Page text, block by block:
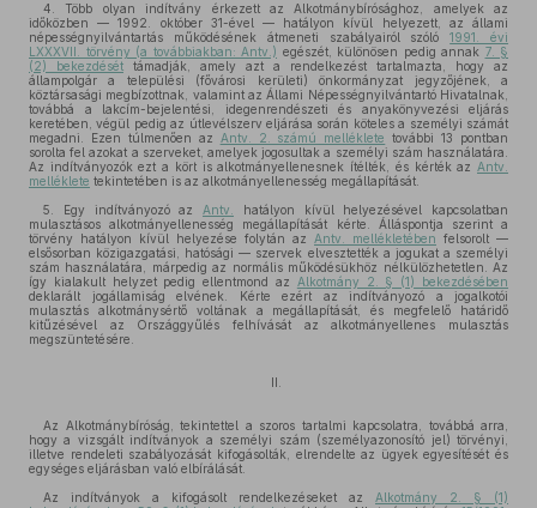
4. Több olyan indítvány érkezett az Alkotmánybírósághoz, amelyek az
időközben — 1992. október 31-ével — hatályon kívül helyezett, az állami
népességnyilvántartás működésének átmeneti szabályairól szóló1991. évi
LXXXVII. törvény (a továbbiakban: Antv.) egészét, különösen pedig annak 7. §
(2) bekezdését támadják, amely azt a rendelkezést tartalmazta, hogy az
állampolgár a települési (fővárosi kerületi) önkormányzat jegyzőjének, a
köztársasági megbízottnak, valamint az Állami Népességnyilvántartó Hivatalnak,
továbbá a lakcím-bejelentési, idegenrendészeti és anyakönyvezési eljárás
keretében, végül pedig az útlevélszerv eljárása során köteles a személyi számát
megadni. Ezen túlmenően az
Antv. 2. számú melléklete további 13 pontban
sorolta fel azokat a szerveket, amelyek jogosultak a személyi szám használatára.
Az indítványozók ezt a kört is alkotmányellenesnek ítélték, és kérték az Antv.
melléklete tekintetében is az alkotmányellenesség megállapítását.
5. Egy indítványozó az Antv.
hatályon kívül helyezésével kapcsolatban
mulasztásos alkotmányellenesség megállapítását kérte. Álláspontja szerint a
törvény hatályon kívül helyezése folytán az Antv. mellékletében felsorolt —
elsősorban közigazgatási, hatósági — szervek elvesztették a jogukat a személyi
szám használatára, márpedig az normális működésükhöz nélkülözhetetlen. Az
így kialakult helyzet pedig ellentmond az Alkotmány 2. § (1) bekezdésében
deklarált jogállamiság elvének. Kérte ezért az indítványozó a jogalkotói
mulasztás alkotmánysértő voltának a megállapítását, és megfelelő határidő
kitűzésével az Országgyűlés felhívását az alkotmányellenes mulasztás
megszüntetésére.
II.
Az Alkotmánybíróság, tekintettel a szoros tartalmi kapcsolatra, továbbá arra,
hogy a vizsgált indítványok a személyi szám (személyazonosító jel) törvényi,
illetve rendeleti szabályozását kifogásolták, elrendelte az ügyek egyesítését és
egységes eljárásban való elbírálását.
Az indítványok a kifogásolt rendelkezéseket az Alkotmány 2. § (1)